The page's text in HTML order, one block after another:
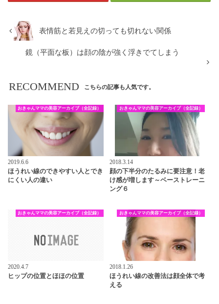
表情筋と若見えの切っても切れない関係
鏡（平面な板）は顔の陰が強く浮きでてしまう
RECOMMEND こちらの記事も人気です。
おきゃんママの美容アーカイブ（全記録）
2019.6.6
ほうれい線のできやすい人とでき
にくい人の違い
おきゃんママの美容アーカイブ（全記録）
2018.3.14
顔の下半分のたるみに要注意！老
け感が増します～ベーストレーニ
ング６
おきゃんママの美容アーカイブ（全記録）
2020.4.7
ヒップの位置とほほの位置
おきゃんママの美容アーカイブ（全記録）
2018.1.26
ほうれい線の改善法は顔全体で考
える